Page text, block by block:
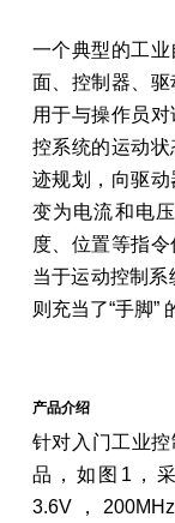
一个典型的工
面、控制器、
用于与操作员
控系统的运动
迹规划，向驱
变为电流和电
度、位置等指
当于运动控制系
则充当了“手脚”
产品介绍
针对入门工业
品，如图1，
3.6V，